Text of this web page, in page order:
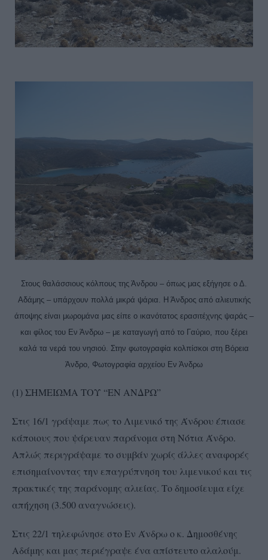
Στους θαλάσσιους κόλπους της Άνδρου – όπως μας εξήγησε ο Δ.
Αδάμης – υπάρχουν πολλά μικρά ψάρια. Η Άνδρος από αλιευτικής
άποψης είναι μωρομάνα μας είπε ο ικανότατος ερασιτέχνης ψαράς –
και φίλος του Εν Άνδρω – με καταγωγή από το Γαύριο, που ξέρει
καλά τα νερά του νησιού. Στην φωτογραφία κολπίσκοι στη Βόρεια
Άνδρο, Φωτογραφία αρχείου Εν Άνδρω
(1) ΣΗΜΕΙΩΜΑ ΤΟΥ “ΕΝ ΑΝΔΡΩ”
Στις 16/1 γράψαμε πως το Λιμενικό της Άνδρου έπιασε
κάποιους που ψάρευαν παράνομα στη Νότια Άνδρο.
Απλώς περιγράψαμε το συμβάν χωρίς άλλες αναφορές
επισημαίνοντας την επαγρύπνηση του λιμενικού και τις
πρακτικές της παράνομης αλιείας. Το δημοσίευμα είχε
απήχηση (3.500 αναγνώσεις).
Στις 22/1 τηλεφώνησε στο Εν Άνδρω ο κ. Δημοσθένης
Αδάμης και μας περιέγραψε ένα απίστευτο αλαλούμ.